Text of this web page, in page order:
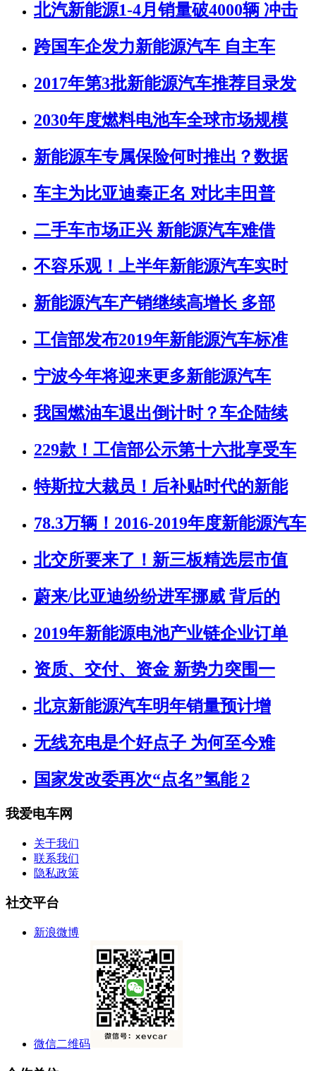
北汽新能源1-4月销量破4000辆 冲击
跨国车企发力新能源汽车 自主车
2017年第3批新能源汽车推荐目录发
2030年度燃料电池车全球市场规模
新能源车专属保险何时推出？数据
车主为比亚迪秦正名 对比丰田普
二手车市场正兴 新能源汽车难借
不容乐观！上半年新能源汽车实时
新能源汽车产销继续高增长 多部
工信部发布2019年新能源汽车标准
宁波今年将迎来更多新能源汽车
我国燃油车退出倒计时？车企陆续
229款！工信部公示第十六批享受车
特斯拉大裁员！后补贴时代的新能
78.3万辆！2016-2019年度新能源汽车
北交所要来了！新三板精选层市值
蔚来/比亚迪纷纷进军挪威 背后的
2019年新能源电池产业链企业订单
资质、交付、资金 新势力突围一
北京新能源汽车明年销量预计增
无线充电是个好点子 为何至今难
国家发改委再次“点名”氢能 2
我爱电车网
关于我们
联系我们
隐私政策
社交平台
新浪微博
微信二维码